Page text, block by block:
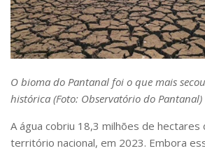
O bioma do Pantanal foi o que mais
histórica (Foto: Observatório do Pantanal)
A água cobriu 18,3 milhões de hectares
território nacional, em 2023. Embora